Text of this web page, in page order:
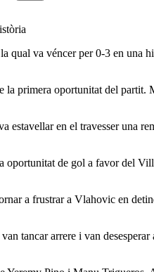
va véncer per 0-3 en una
primera oportunitat del
en el travesser una
oportunitat de gol a favor del
a frustrar a Vlahovic en
tancar arrere i van